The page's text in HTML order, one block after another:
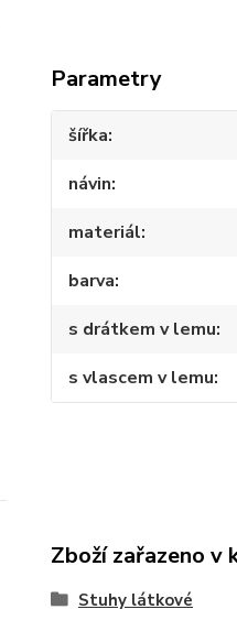
Parametry
šířka
návin
materiál
barva
s drátkem v lemu
s vlascem v lemu
Zboží zařazeno v
Stuhy látkové